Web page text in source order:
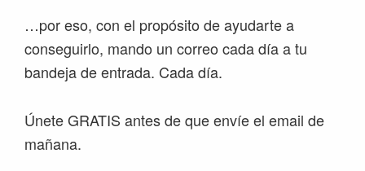
…por eso, con el propósito de ayudarte a
conseguirlo, mando un correo cada día a tu
bandeja de entrada. Cada día.
Únete GRATIS antes de que envíe el email de
mañana.